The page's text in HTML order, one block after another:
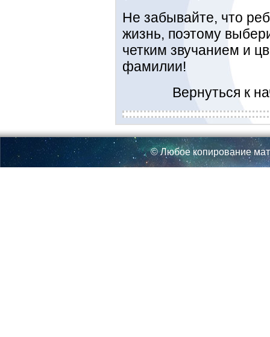
Не забывайте, что
жизнь, поэтому
четким звучанием и
фамилии!
Вернуться к
© Любое копирование